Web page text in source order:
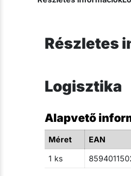
Részletes
Logisztika
Alapvető
Méret EAN
1 ks